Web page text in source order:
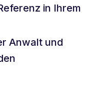
in Ihrem
Anwalt und